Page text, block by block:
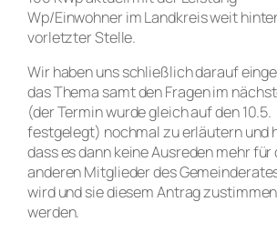
Wp/Einwohner im Landkreis weit
vorletzter Stelle.
Wir haben uns schließlich darauf
das Thema samt den Fragen im
(der Termin wurde gleich auf den 10.5.
festgelegt) nochmal zu erläutern und
dass es dann keine Ausreden mehr für
anderen Mitglieder des
wird und sie diesem Antrag zustimmen
werden.